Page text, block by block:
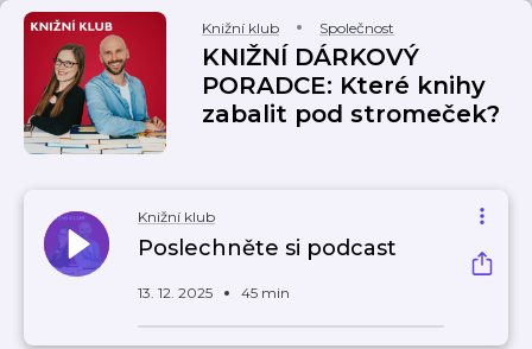
Knižní klub Společnost
KNIŽNÍ DÁRKOVÝ
PORADCE: Které knihy
zabalit pod stromeček?
Knižní klub
Poslechněte si podcast
13. 12. 2025 45 min